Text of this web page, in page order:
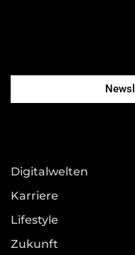
Digitalwelten
Karriere
Lifestyle
Zukunft